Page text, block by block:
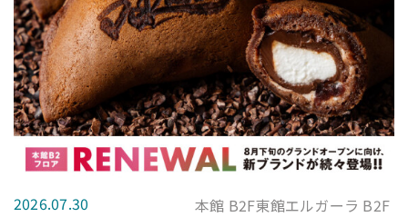
2026.07.30 本館 B2F東館エルガーラ B2F